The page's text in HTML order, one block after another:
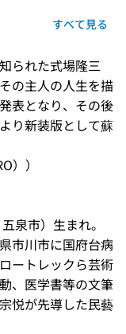
すべて見る
られた式場隆三
の主人の人生を描
表となり、その後
り新装版として蘇
））
泉市）生まれ。
市川市に国府台病
ートレックら芸術
、医学書等の文筆
悦が先導した民藝